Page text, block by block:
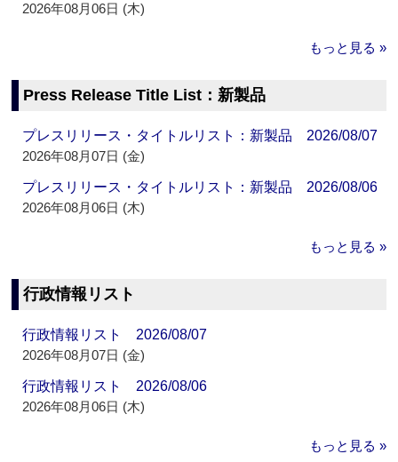
2026年08月06日 (木)
もっと見る »
Press Release Title List：新製品
プレスリリース・タイトルリスト：新製品 2026/08/07
2026年08月07日 (金)
プレスリリース・タイトルリスト：新製品 2026/08/06
2026年08月06日 (木)
もっと見る »
行政情報リスト
行政情報リスト 2026/08/07
2026年08月07日 (金)
行政情報リスト 2026/08/06
2026年08月06日 (木)
もっと見る »